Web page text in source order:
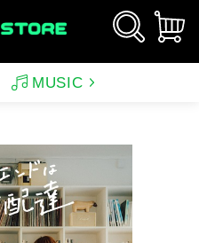
ログイン
MUSIC
アニメーション（CD）
その他
アニメーション
ルパン三世
イメージ